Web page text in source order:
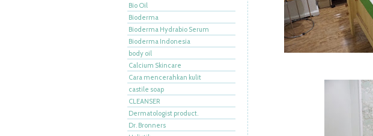
Bio Oil
Bioderma
Bioderma Hydrabio Serum
Bioderma Indonesia
body oil
Calcium Skincare
Cara mencerahkan kulit
castile soap
CLEANSER
Dermatologist product.
Dr. Bronners